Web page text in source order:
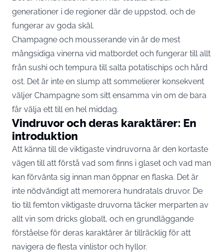
generationer i de regioner där de uppstod, och de
fungerar av goda skäl.
Champagne och mousserande vin är de mest
mångsidiga vinerna vid matbordet och fungerar till allt
från sushi och tempura till salta potatischips och hård
ost. Det är inte en slump att sommelierer konsekvent
väljer Champagne som sitt ensamma vin om de bara
får välja ett till en hel middag.
Vindruvor och deras karaktärer: En
introduktion
Att känna till de viktigaste vindruvorna är den kortaste
vägen till att förstå vad som finns i glaset och vad man
kan förvänta sig innan man öppnar en flaska. Det är
inte nödvändigt att memorera hundratals druvor. De
tio till femton viktigaste druvorna täcker merparten av
allt vin som dricks globalt, och en grundläggande
förståelse för deras karaktärer är tillräcklig för att
navigera de flesta vinlistor och hyllor.